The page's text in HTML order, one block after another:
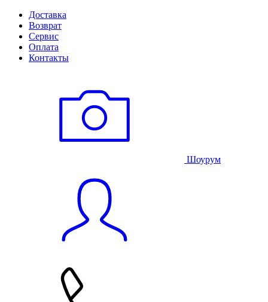
Доставка
Возврат
Сервис
Оплата
Контакты
Шоурум